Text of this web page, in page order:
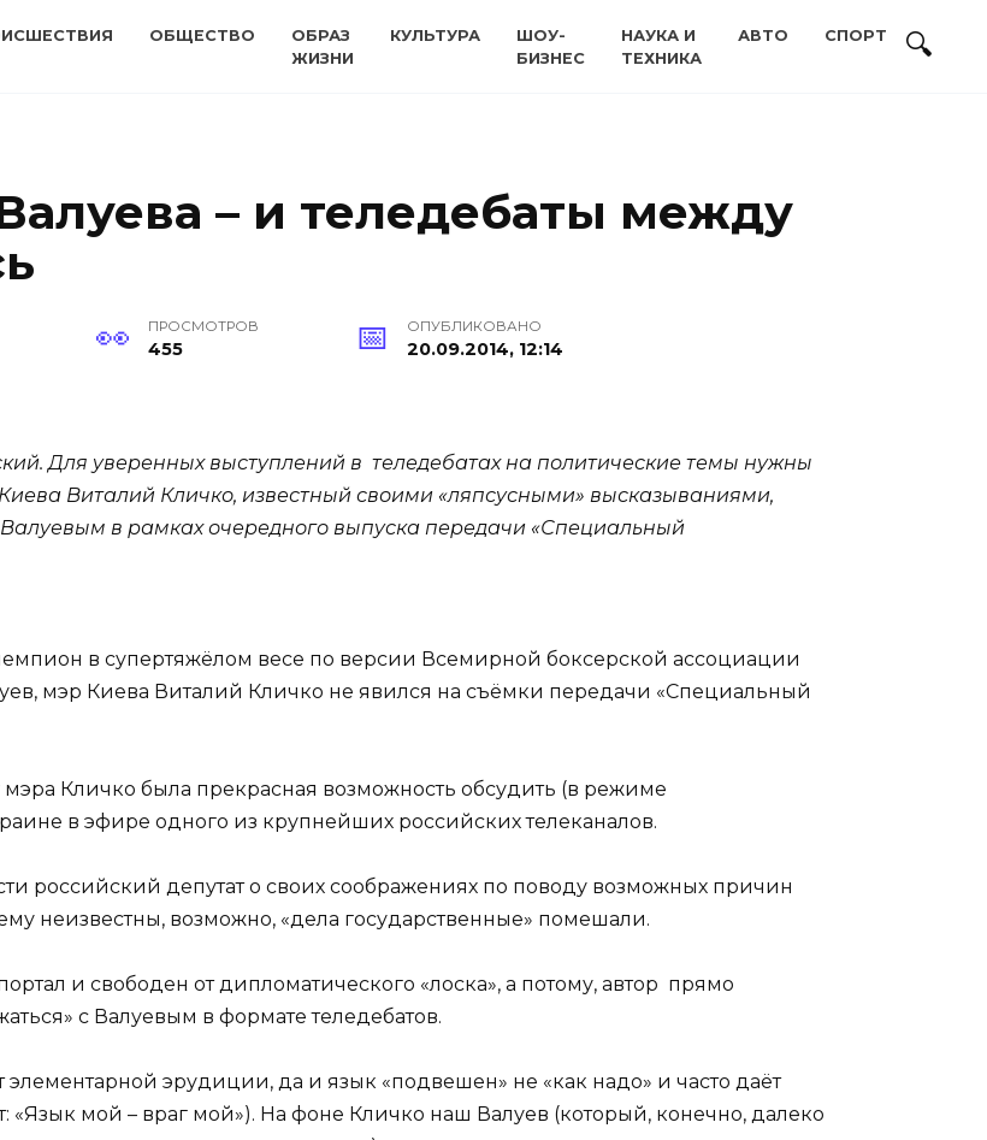
ОБЩЕСТВО
ОБРАЗ
ЖИЗНИ
КУЛЬТУРА
ШОУ-
БИЗНЕС
НАУКА И
ТЕХНИКА
АВТО СПОРТ
– и теледебаты между
ПРОСМОТРОВ
455
ОПУБЛИКОВАНО
20.09.2014, 12:14
Для уверенных выступлений в теледебатах на политические темы нужны
Виталий Кличко, известный своими «ляпсусными» высказываниями,
в рамках очередного выпуска передачи «Специальный
в супертяжёлом весе по версии Всемирной боксерской ассоциации
мэр Киева Виталий Кличко не явился на съёмки передачи «Специальный
Кличко была прекрасная возможность обсудить (в режиме
в эфире одного из крупнейших российских телеканалов.
российский депутат о своих соображениях по поводу возможных причин
неизвестны, возможно, «дела государственные» помешали.
и свободен от дипломатического «лоска», а потому, автор прямо
с Валуевым в формате теледебатов.
эрудиции, да и язык «подвешен» не «как надо» и часто даёт
«Язык мой – враг мой»). На фоне Кличко наш Валуев (который, конечно, далеко